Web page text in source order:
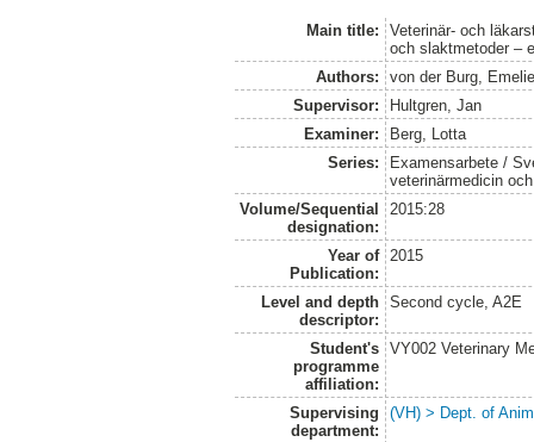
Main title:
Veterinär- och
och slaktmetoder –
Authors:
von der Burg,
Supervisor:
Hultgren, Jan
Examiner:
Berg, Lotta
Series:
Examensarbete /
veterinärmedicin
Volume/Sequential
designation:
2015:28
Year of
Publication:
2015
Level and depth
descriptor:
Second cycle, A2E
Student's
programme
affiliation:
VY002 Veterinary
Supervising
department:
(VH) > Dept. of